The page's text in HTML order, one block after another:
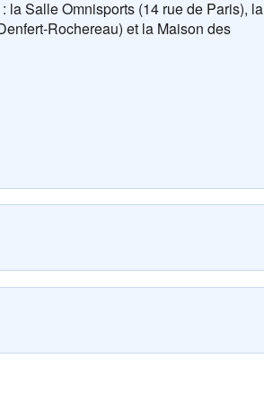
Salle Omnisports (14 rue de Paris),
Rochereau) et la Maison des